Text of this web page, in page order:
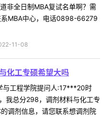
非全日制MBA复试名单啊？需
MBA中心，电话0898-66279
11-08
化工专硕希望大吗
与工程学院提问人:17***20时
我总分298，调剂材料与化工专
调剂信息，请您联系想调剂院